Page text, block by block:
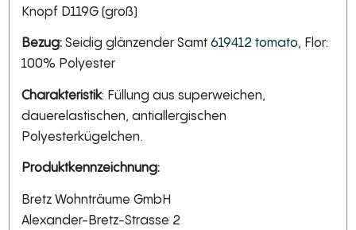
Knopf D119G (groß)
Bezug:Seidig glänzender Samt619412 tomato, Flor:
100% Polyester
Charakteristik: Füllung aus superweichen,
dauerelastischen, antiallergischen
Polyesterkügelchen.
Produktkennzeichnung:
Bretz Wohnträume GmbH
Alexander-Bretz-Strasse 2